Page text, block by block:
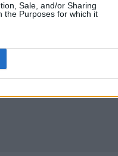
Sale, and/or Sharing
the Purposes for which it